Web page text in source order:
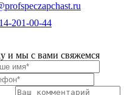
201-00-44
и мы с вами свяжемся